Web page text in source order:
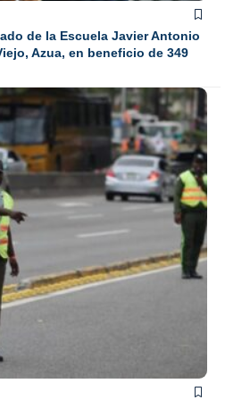
de la Escuela Javier Antonio
Azua, en beneficio de 349